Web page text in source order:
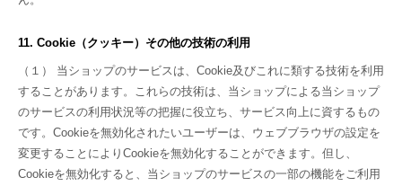
11. Cookie（クッキー）その他の技術の利用
（１） 当ショップのサービスは、Cookie及びこれに類する技術を利用
することがあります。これらの技術は、当ショップによる当ショップ
のサービスの利用状況等の把握に役立ち、サービス向上に資するもの
です。Cookieを無効化されたいユーザーは、ウェブブラウザの設定を
変更することによりCookieを無効化することができます。但し、
Cookieを無効化すると、当ショップのサービスの一部の機能をご利用